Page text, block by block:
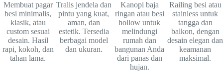
Membuat pagar
besi minimalis,
klasik, atau
custom sesuai
desain. Hasil
rapi, kokoh, dan
tahan lama.
Tralis jendela dan
pintu yang kuat,
aman, dan
estetik. Tersedia
berbagai model
dan ukuran.
Kanopi baja
ringan atau besi
hollow untuk
melindungi
rumah dan
bangunan Anda
dari panas dan
hujan.
Railing besi atau
stainless untuk
tangga dan
balkon, dengan
desain elegan dan
keamanan
maksimal.